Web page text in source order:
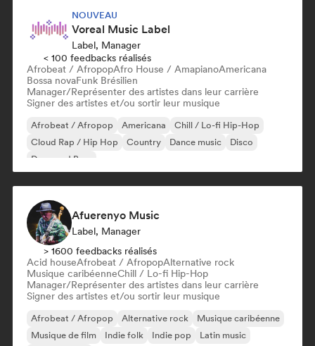
NOUVEAU
Voreal Music Label
Label, Manager
< 100 feedbacks réalisés
Afrobeat / AfropopAfro House / AmapianoAmericana
Bossa novaFunk Brésilien
Manager/Représenter des artistes dans leur carrière
Signer des artistes et/ou sortir leur musique
Afrobeat / Afropop Americana
Chill / Lo-fi Hip-Hop
Cloud Rap / Hip Hop
Country Dance music
Disco
Drum and Bass
Afuerenyo Music
Label, Manager
> 1600 feedbacks réalisés
Acid houseAfrobeat / AfropopAlternative rock
Musique caribéenneChill / Lo-fi Hip-Hop
Manager/Représenter des artistes dans leur carrière
Signer des artistes et/ou sortir leur musique
Afrobeat / Afropop Alternative rock
Musique caribéenne
Musique de film
Indie folk Indie pop
Latin music